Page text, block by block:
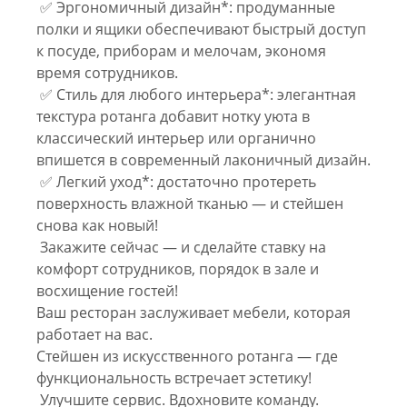
✅ Эргономичный дизайн*: продуманные
полки и ящики обеспечивают быстрый доступ
к посуде, приборам и мелочам, экономя
время сотрудников.
✅ Стиль для любого интерьера*: элегантная
текстура ротанга добавит нотку уюта в
классический интерьер или органично
впишется в современный лаконичный дизайн.
✅ Легкий уход*: достаточно протереть
поверхность влажной тканью — и стейшен
снова как новый!
Закажите сейчас — и сделайте ставку на
комфорт сотрудников, порядок в зале и
восхищение гостей!
Ваш ресторан заслуживает мебели, которая
работает на вас.
Стейшен из искусственного ротанга — где
функциональность встречает эстетику!
Улучшите сервис. Вдохновите команду.